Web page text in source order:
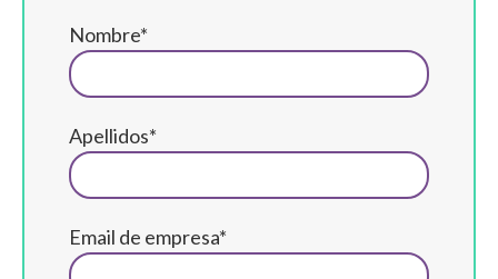
Nombre*
Apellidos*
Email de empresa*